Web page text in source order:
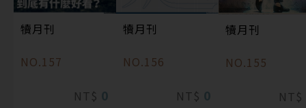
犢月刊
NO.157
NT$ 0
犢月刊
NO.156
NT$ 0
犢月刊
NO.155
NT$